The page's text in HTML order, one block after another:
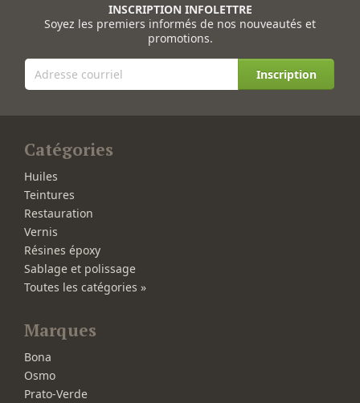
INSCRIPTION INFOLETTRE
Soyez les premiers informés de nos nouveautés et
promotions.
Inscription
Catégories
Huiles
Teintures
Restauration
Vernis
Résines époxy
Sablage et polissage
Toutes les catégories »
Marques
Bona
Osmo
Prato-Verde